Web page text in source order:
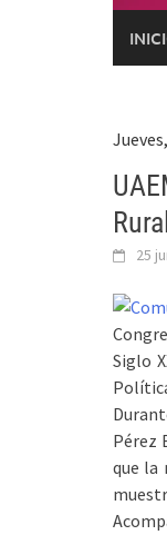
25
Siglo
Pérez
que la